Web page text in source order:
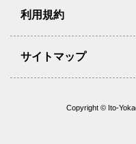
利用規約
サイトマップ
Copyright © Ito-